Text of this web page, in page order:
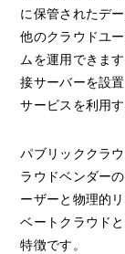
に保管されたデ
他のクラウドユ
ムを運用できま
接サーバーを設
サービスを利用
パブリッククラ
ラウドベンダー
ーザーと物理的
ベートクラウド
特徴です。